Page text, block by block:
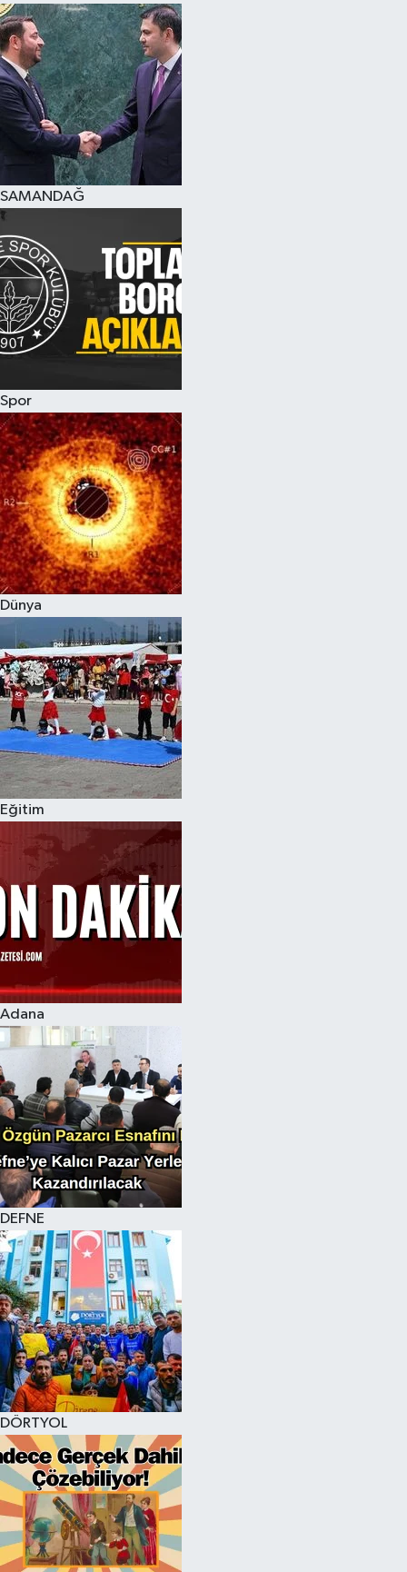
SAMANDAĞ
Spor
Dünya
Eğitim
Adana
DEFNE
DÖRTYOL